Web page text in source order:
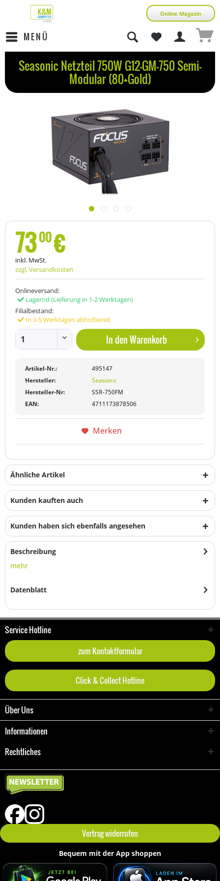
Online Magazin
MENÜ
Seasonic Netzteil 750W G12-GM-750 Semi-
Modular (80+Gold)
7300€
inkl. MwSt.
zzgl. Versandkosten
Onlineversand:
Lagernd (Lieferung in 1-2 Werktagen)
Filialbestand:
In 3-5 Werktagen abholbereit
In denWarenkorb
Artikel-Nr.:
495147
Hersteller:
Seasonic
Hersteller-Nr:
SSR-750FM
EAN:
4711173878506
Merken
Ähnliche Artikel
Kunden kauften auch
Kunden haben sich ebenfalls angesehen
Beschreibung
mehr
Datenblatt
Service Hotline
zum Kontaktformular
Click & Collect Hotline
Über Uns
Informationen
Rechtliches
Vertrag widerrufen
Bequem mit der App shoppen